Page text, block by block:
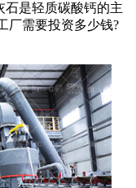
石是轻质碳酸钙的主
厂需要投资多少钱?